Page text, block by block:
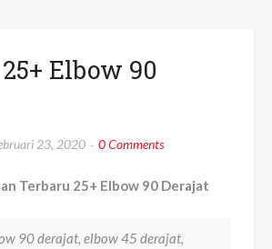
Elbow 90
23, 2020 0 Comments
Terbaru 25+ Elbow 90 Derajat
90 derajat, elbow 45 derajat,